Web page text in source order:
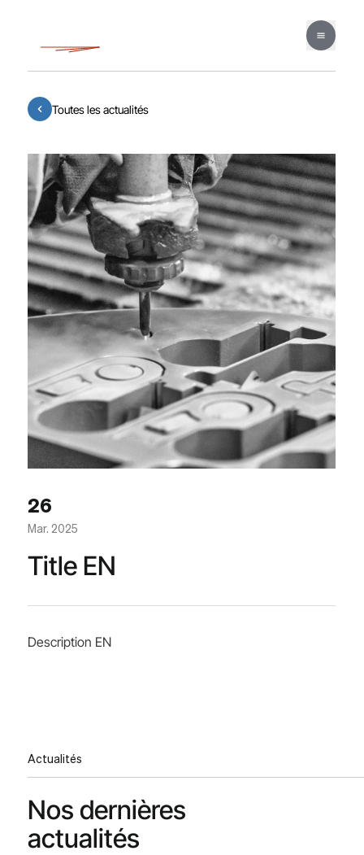
Toutes les actualités
26
Mar. 2025
Title EN
Description EN
Actualités
Nos dernières
actualités